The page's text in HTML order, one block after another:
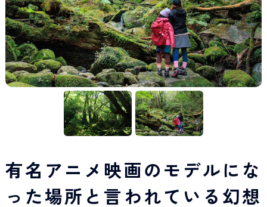
有名アニメ映画のモデルにな
った場所と言われている幻想